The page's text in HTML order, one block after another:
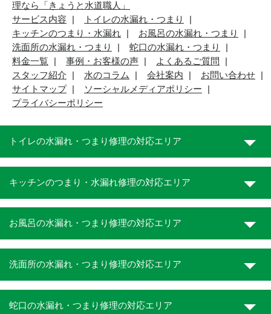
理なら「きょうと水道職人」
サービス内容
トイレの水漏れ・つまり
キッチンのつまり・水漏れ
お風呂の水漏れ・つまり
洗面所の水漏れ・つまり
蛇口の水漏れ・つまり
料金一覧
事例・お客様の声
よくあるご質問
スタッフ紹介
水のコラム 会社案内
お問い合わせ
サイトマップ
ソーシャルメディアポリシー
プライバシーポリシー
トイレの水漏れ・つまり修理の対応エリア
キッチンのつまり・水漏れ修理の対応エリア
お風呂の水漏れ・つまり修理の対応エリア
洗面所の水漏れ・つまり修理の対応エリア
蛇口の水漏れ・つまり修理の対応エリア